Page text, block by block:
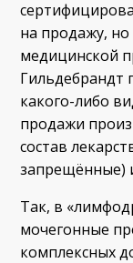
на продажу, но
медицинской
Гильдебрандт
какого-либо
продажи
состав
запрещённые)
Так, в
мочегонные
комплексных